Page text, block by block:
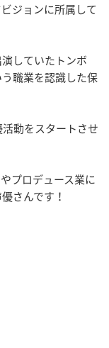
ジョンに所属して
していたトンボ
職業を認識した保
動をスタートさせ
プロデュース業に
さんです！